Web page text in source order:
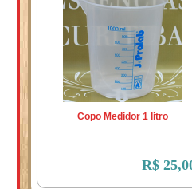
Copo Medidor 1 litro
R$